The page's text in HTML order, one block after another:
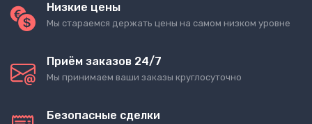
Низкие цены
Мы стараемся держать цены на самом низком уровне
Приём заказов 24/7
Мы принимаем ваши заказы круглосуточно
Безопасные сделки